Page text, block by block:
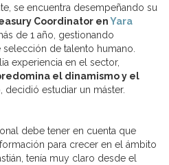
se encuentra desempeñando su
Coordinator enYara
de 1 año, gestionando
de talento humano.
experiencia en el sector,
el dinamismo y el
decidió estudiar un máster.
debe tener en cuenta que
para crecer en el ámbito
tenía muy claro desde el